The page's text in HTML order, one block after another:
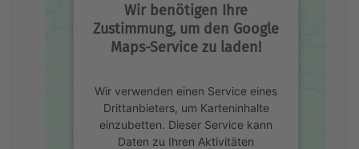
Wir benötigen Ihre
Zustimmung, um den Google
Maps-Service zu laden!
Wir verwenden einen Service eines
Drittanbieters, um Karteninhalte
einzubetten. Dieser Service kann
Daten zu Ihren Aktivitäten